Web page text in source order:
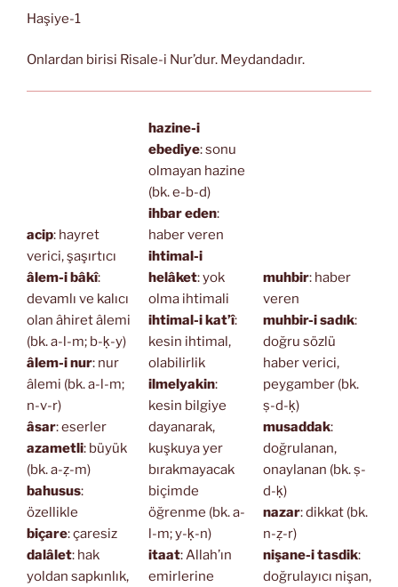
Haşiye-1
Onlardan birisi Risale-i Nur’dur. Meydandadır.
acip: hayret
verici, şaşırtıcı
âlem-i bâkî:
devamlı ve kalıcı
olan âhiret âlemi
(bk. a-l-m; b-ḳ-y)
âlem-i nur: nur
âlemi (bk. a-l-m;
n-v-r)
âsar: eserler
azametli: büyük
(bk. a-ẓ-m)
bahusus:
özellikle
biçare: çaresiz
dalâlet: hak
yoldan sapkınlık,
hazine-i
ebediye: sonu
olmayan hazine
(bk. e-b-d)
ihbar eden:
haber veren
ihtimal-i
helâket: yok
olma ihtimali
ihtimal-i kat’î:
kesin ihtimal,
olabilirlik
ilmelyakin:
kesin bilgiye
dayanarak,
kuşkuya yer
bırakmayacak
biçimde
öğrenme (bk. a-
l-m; y-ḳ-n)
itaat: Allah’ın
emirlerine
muhbir: haber
veren
muhbir-i sadık:
doğru sözlü
haber verici,
peygamber (bk.
ṣ-d-ḳ)
musaddak:
doğrulanan,
onaylanan (bk. ṣ-
d-ḳ)
nazar: dikkat (bk.
n-ẓ-r)
nişane-i tasdik:
doğrulayıcı nişan,